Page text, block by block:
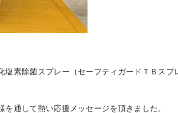
素除菌スプレー（セーフティガードＴＢスプ
通して熱い応援メッセージを頂きました。